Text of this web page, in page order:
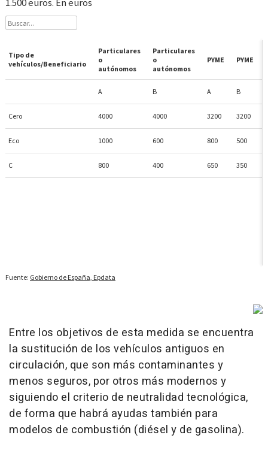
Entre los objetivos de esta medida se encuentra
la sustitución de los vehículos antiguos en
circulación, que son más contaminantes y
menos seguros, por otros más modernos y
siguiendo el criterio de neutralidad tecnológica,
de forma que habrá ayudas también para
modelos de combustión (diésel y de gasolina).